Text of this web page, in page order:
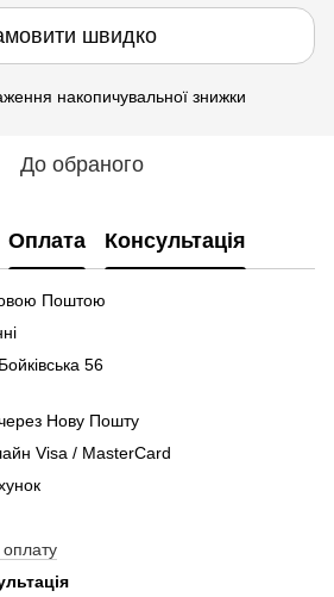
швидко
накопичувальної знижки
До обраного
Оплата Консультація
Поштою
56
Нову Пошту
Visa / MasterCard